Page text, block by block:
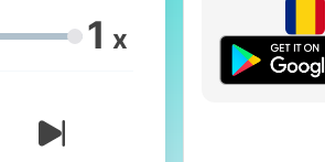
мы 1 x